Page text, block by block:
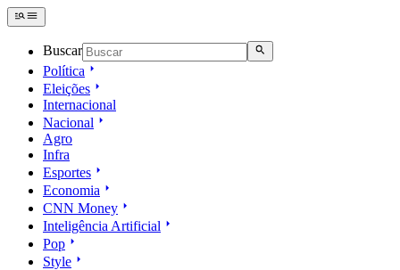
Buscar
Política
Eleições
Internacional
Nacional
Agro
Infra
Esportes
Economia
CNN Money
Inteligência Artificial
Pop
Style